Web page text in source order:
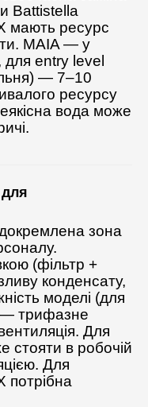
Battistella
мають ресурс
MAIA — у
для entry level
— 7–10
ресурсу
вода може
зона
(фільтр +
конденсату,
моделі (для
— трифазне
Для
стояти в робочій
Для
потрібна